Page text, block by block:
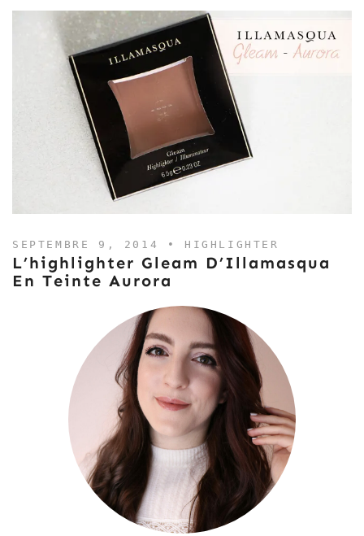
SEPTEMBRE 9, 2014 • HIGHLIGHTER
L’highlighter Gleam D’Illamasqua
En Teinte Aurora